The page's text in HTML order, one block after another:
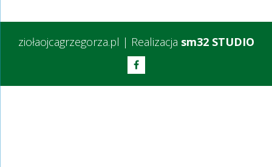
ziołaojcagrzegorza.pl | Realizacja sm32 STUDIO